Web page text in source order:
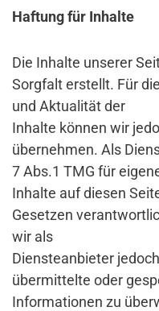
Haftung für Inhalte
Die Inhalte unserer
Sorgfalt erstellt. Für
und Aktualität der
Inhalte können wir
übernehmen. Als
7 Abs.1 TMG für
Inhalte auf diesen
Gesetzen
wir als
Diensteanbieter
übermittelte oder
Informationen zu